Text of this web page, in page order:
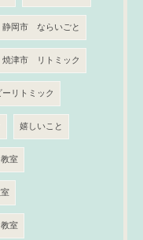
静岡市 ならいごと
焼津市 リトミック
リトミック
嬉しいこと
室
室